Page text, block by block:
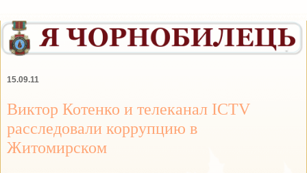
15.09.11
Виктор Котенко и телеканал ICTV
расследовали коррупцию в
Житомирском